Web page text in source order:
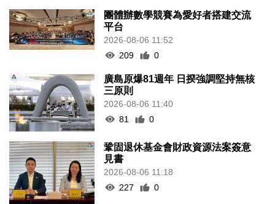
團體辦數學競賽為愛好者搭建交流
平台
2026-08-06 11:52
209
0
廣島原爆81週年 日揆強調堅持無核
三原則
2026-08-06 11:40
81
0
鞏固退休基金會財政資源法案簽意
見書
2026-08-06 11:18
227
0